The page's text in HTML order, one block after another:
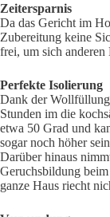
Zeitersparnis
Da das Gericht im
Zubereitung keine
frei, um sich
Perfekte Isolierung
Dank der
Stunden im die
etwa 50 Grad und
sogar noch höher
Darüber hinaus
Geruchsbildung
ganze Haus riecht